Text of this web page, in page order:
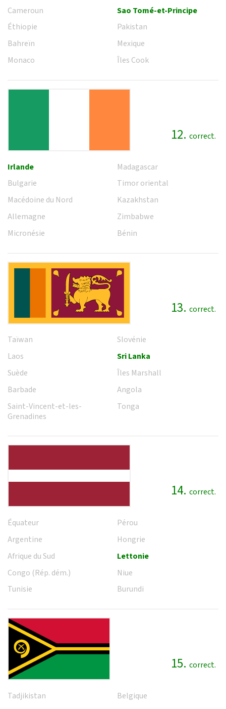
Cameroun
Éthiopie
Bahreïn
Monaco
Sao Tomé-et-Principe
Pakistan
Mexique
Îles Cook
12. correct.
Irlande
Bulgarie
Macédoine du Nord
Allemagne
Micronésie
Madagascar
Timor oriental
Kazakhstan
Zimbabwe
Bénin
13. correct.
Taïwan
Laos
Suède
Barbade
Saint-Vincent-et-les-
Grenadines
Slovénie
Sri Lanka
Îles Marshall
Angola
Tonga
14. correct.
Équateur
Argentine
Afrique du Sud
Congo (Rép. dém.)
Tunisie
Pérou
Hongrie
Lettonie
Niue
Burundi
15. correct.
Tadjikistan
Belgique